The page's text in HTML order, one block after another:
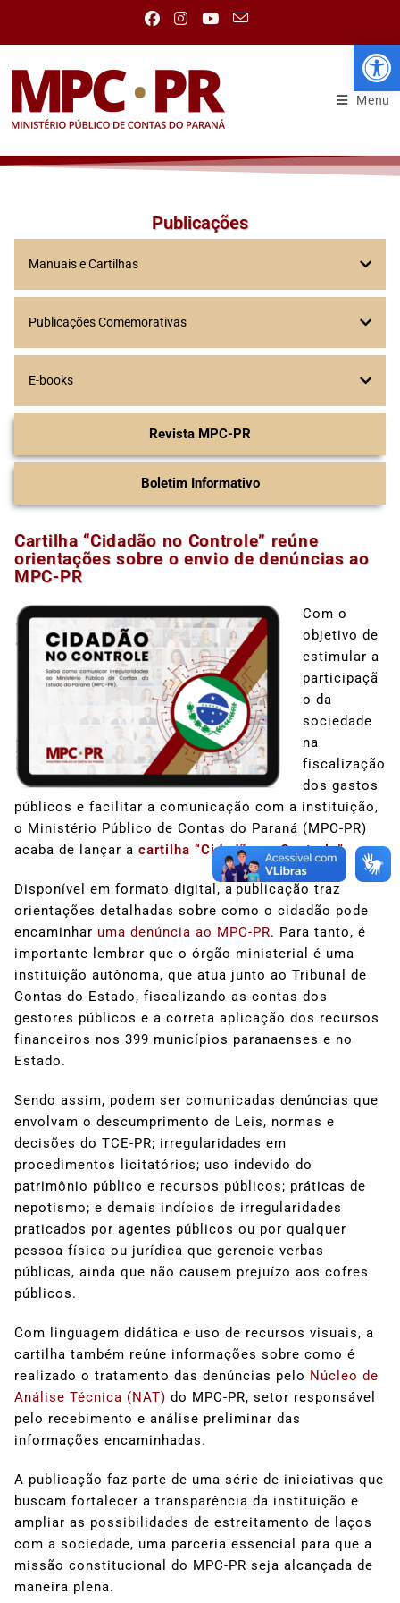
Menu
Publicações
Manuais e Cartilhas
Publicações Comemorativas
E-books
Revista MPC-PR
Boletim Informativo
Cartilha “Cidadão no Controle” reúne
orientações sobre o envio de denúncias ao
MPC-PR
Com o
objetivo de
estimular a
participaçã
o da
sociedade
na
fiscalização
dos gastos
públicos e facilitar a comunicação com a instituição,
o Ministério Público de Contas do Paraná (MPC-PR)
acaba de lançar a cartilha “Cidadão no Controle”.
Disponível em formato digital, a publicação traz
orientações detalhadas sobre como o cidadão pode
encaminhar uma denúncia ao MPC-PR. Para tanto, é
importante lembrar que o órgão ministerial é uma
instituição autônoma, que atua junto ao Tribunal de
Contas do Estado, fiscalizando as contas dos
gestores públicos e a correta aplicação dos recursos
financeiros nos 399 municípios paranaenses e no
Estado.
Sendo assim, podem ser comunicadas denúncias que
envolvam o descumprimento de Leis, normas e
decisões do TCE-PR; irregularidades em
procedimentos licitatórios; uso indevido do
patrimônio público e recursos públicos; práticas de
nepotismo; e demais indícios de irregularidades
praticados por agentes públicos ou por qualquer
pessoa física ou jurídica que gerencie verbas
públicas, ainda que não causem prejuízo aos cofres
públicos.
Com linguagem didática e uso de recursos visuais, a
cartilha também reúne informações sobre como é
realizado o tratamento das denúncias pelo Núcleo de
Análise Técnica (NAT) do MPC-PR, setor responsável
pelo recebimento e análise preliminar das
informações encaminhadas.
A publicação faz parte de uma série de iniciativas que
buscam fortalecer a transparência da instituição e
ampliar as possibilidades de estreitamento de laços
com a sociedade, uma parceria essencial para que a
missão constitucional do MPC-PR seja alcançada de
maneira plena.